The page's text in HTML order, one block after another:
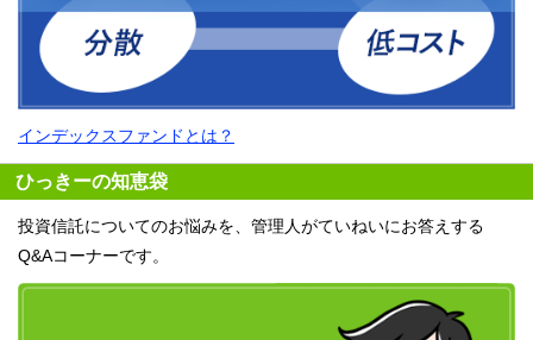
インデックスファンドとは？
ひっきーの知恵袋
投資信託についてのお悩みを、管理人がていねいにお答えする
Q&Aコーナーです。